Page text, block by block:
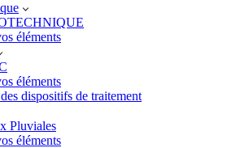
éléments
éléments
dispositifs de traitement
Pluviales
éléments